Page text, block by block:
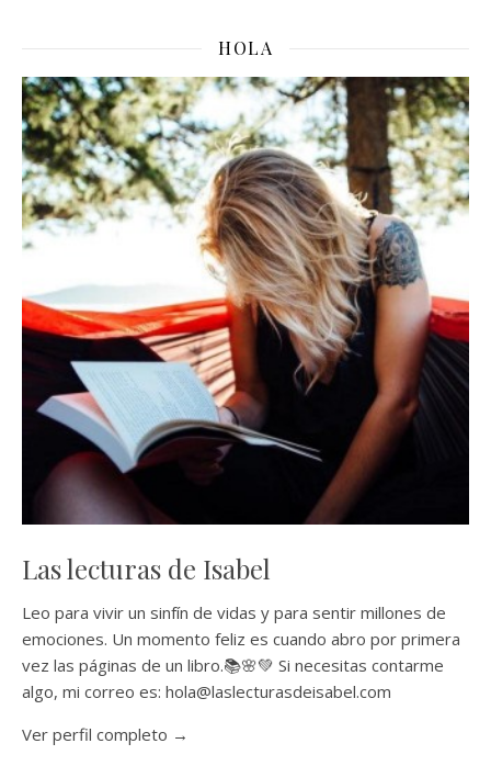
HOLA
Las lecturas de Isabel
Leo para vivir un sinfín de vidas y para sentir millones de
emociones. Un momento feliz es cuando abro por primera
vez las páginas de un libro.📚🌸💚 Si necesitas contarme
algo, mi correo es: hola@laslecturasdeisabel.com
Ver perfil completo →